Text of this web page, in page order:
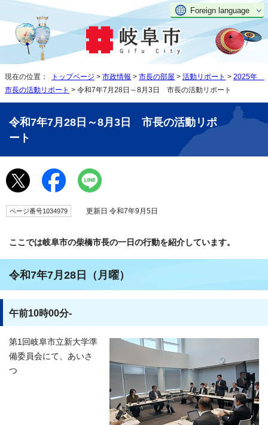
Foreign language
現在の位置： トップページ > 市政情報 > 市長の部屋 > 活動リポート > 2025年
市長の活動リポート > 令和7年7月28日～8月3日 市長の活動リポート
令和7年7月28日～8月3日 市長の活動リポ
ート
ページ番号1034979 更新日 令和7年9月5日
ここでは岐阜市の柴橋市長の一日の行動を紹介しています。
令和7年7月28日（月曜）
午前10時00分-
第1回岐阜市立新大学準
備委員会にて、あいさ
つ